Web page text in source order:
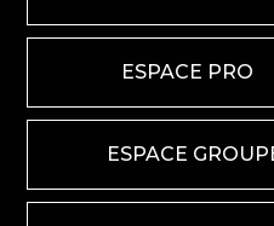
ESPACE PRO
ESPACE